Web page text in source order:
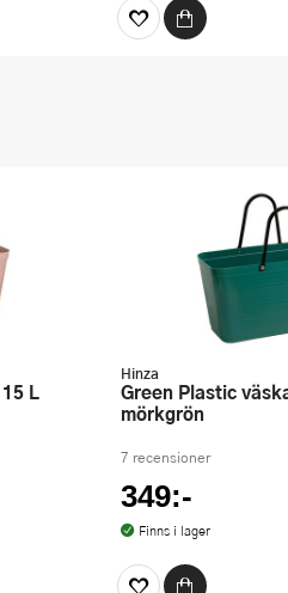
Hinza
Green Plastic väska stor 15 L
mörkgrön
7 recensioner
349:-
Finns i lager